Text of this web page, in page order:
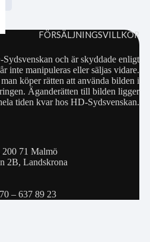
FÖRSÄLJNINGSVILLKOR
och är skyddade enligt
inte manipuleras eller säljas vidare.
köper rätten att använda bilden i
Äganderätten till bilden ligger
tiden kvar hos HD-Sydsvenskan.
71 Malmö
2B, Landskrona
– 637 89 23